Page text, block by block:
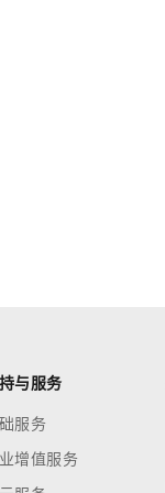
与服务
服务
增值服务